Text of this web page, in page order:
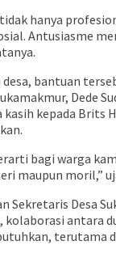
hanya
Antusiasme
bantuan
Dede
kepada Brits
bagi warga
maupun moril,”
Sekretaris Desa
kolaborasi antara
terutama